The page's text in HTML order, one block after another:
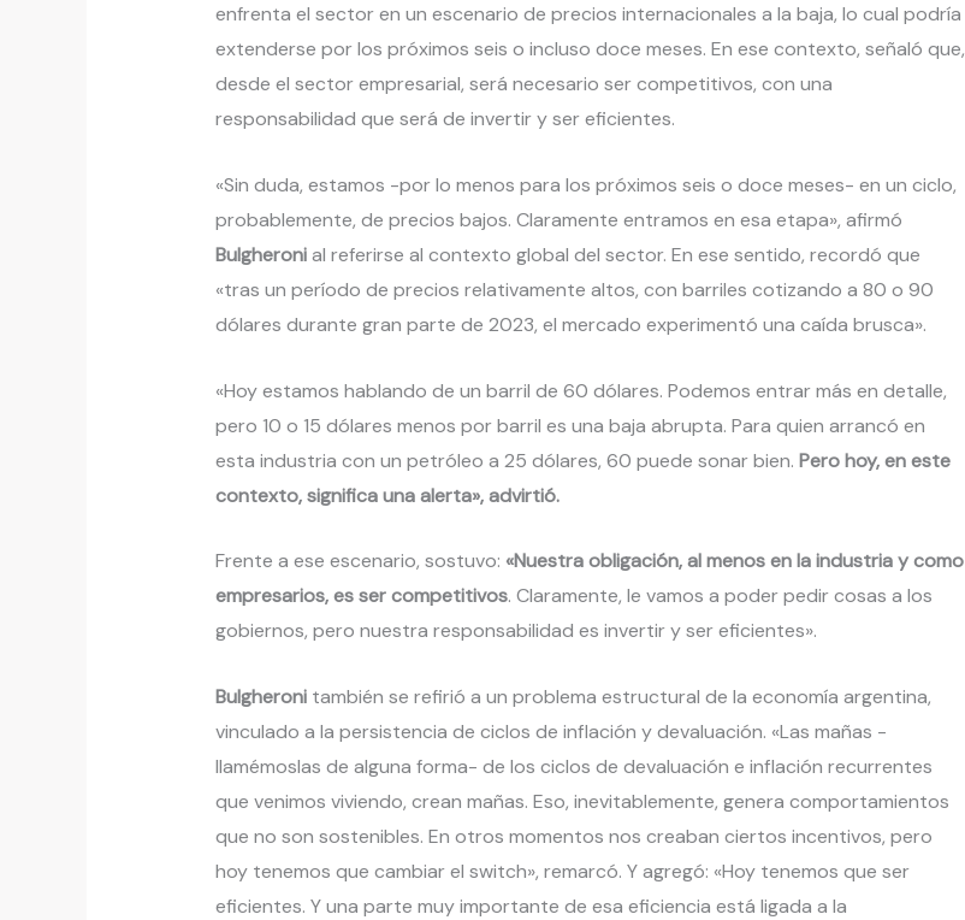
enfrenta el sector en un escenario de precios internacionales a la baja, lo cual podría
extenderse por los próximos seis o incluso doce meses. En ese contexto, señaló que,
desde el sector empresarial, será necesario ser competitivos, con una
responsabilidad que será de invertir y ser eficientes.
«Sin duda, estamos -por lo menos para los próximos seis o doce meses- en un ciclo,
probablemente, de precios bajos. Claramente entramos en esa etapa», afirmó
Bulgheronial referirse al contexto global del sector. En ese sentido, recordó que
«tras un período de precios relativamente altos, con barriles cotizando a 80 o 90
dólares durante gran parte de 2023, el mercado experimentó una caída brusca».
«Hoy estamos hablando de un barril de 60 dólares. Podemos entrar más en detalle,
pero 10 o 15 dólares menos por barril es una baja abrupta. Para quien arrancó en
esta industria con un petróleo a 25 dólares, 60 puede sonar bien. Pero hoy, en este
contexto, significa una alerta», advirtió.
Frente a ese escenario, sostuvo: «Nuestra obligación, al menos en la industria y como
empresarios, es ser competitivos. Claramente, le vamos a poder pedir cosas a los
gobiernos, pero nuestra responsabilidad es invertir y ser eficientes».
Bulgheroni también se refirió a un problema estructural de la economía argentina,
vinculado a la persistencia de ciclos de inflación y devaluación. «Las mañas -
llamémoslas de alguna forma- de los ciclos de devaluación e inflación recurrentes
que venimos viviendo, crean mañas. Eso, inevitablemente, genera comportamientos
que no son sostenibles. En otros momentos nos creaban ciertos incentivos, pero
hoy tenemos que cambiar el switch», remarcó. Y agregó: «Hoy tenemos que ser
eficientes. Y una parte muy importante de esa eficiencia está ligada a la